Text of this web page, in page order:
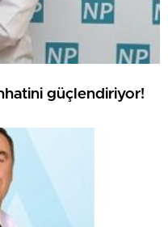
güçlendiriyor!